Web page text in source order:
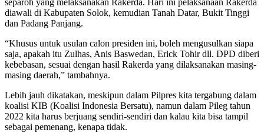
diawali di Kabupaten Solok, kemudian Tanah Datar, Bukit Tinggi
dan Padang Panjang.
“Khusus untuk usulan calon presiden ini, boleh mengusulkan siapa
saja, apakah itu Zulhas, Anis Baswedan, Erick Tohir dll. DPD diberi
kebebasan, sesuai dengan hasil Rakerda yang dilaksanakan masing-
masing daerah,” tambahnya.
Lebih jauh dikatakan, meskipun dalam Pilpres kita tergabung dalam
koalisi KIB (Koalisi Indonesia Bersatu), namun dalam Pileg tahun
2022 kita harus berjuang sendiri-sendiri dan kalau kita bisa tampil
sebagai pemenang, kenapa tidak.